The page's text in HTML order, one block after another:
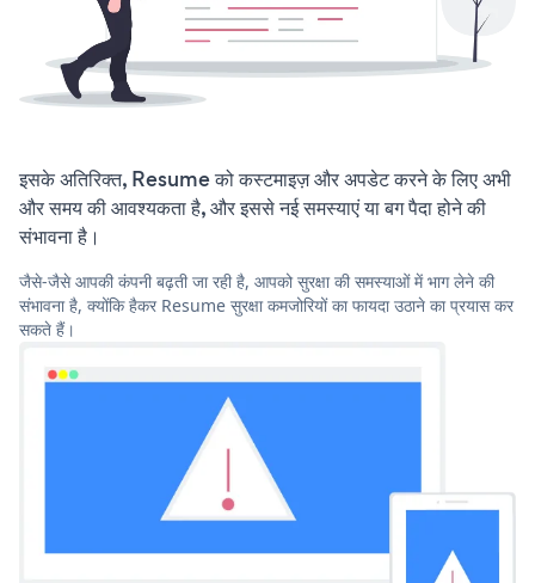
इसके अतिरिक्त, Resume को कस्टमाइज़ और अपडेट करने के लिए अभी
और समय की आवश्यकता है, और इससे नई समस्याएं या बग पैदा होने की
संभावना है।
जैसे-जैसे आपकी कंपनी बढ़ती जा रही है, आपको सुरक्षा की समस्याओं में भाग लेने की
संभावना है, क्योंकि हैकर Resume सुरक्षा कमजोरियों का फायदा उठाने का प्रयास कर
सकते हैं।